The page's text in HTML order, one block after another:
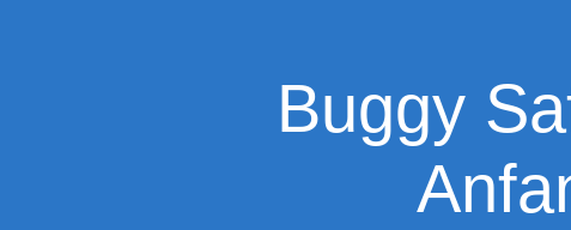
Buggy